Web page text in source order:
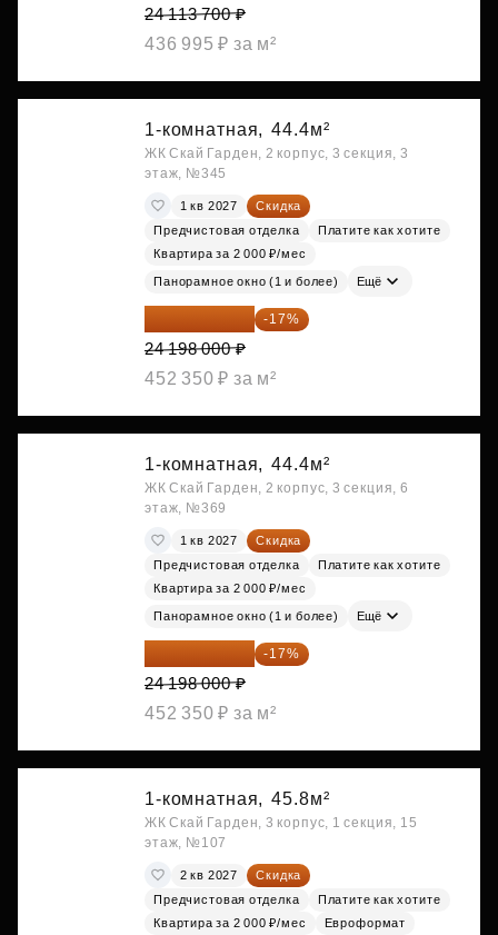
24 113 700 ₽
436 995 ₽ за м²
1-комнатная, 44.4м²
ЖК Скай Гарден, 2 корпус, 3 секция, 3
этаж, №345
1 кв 2027
Скидка
Предчистовая отделка
Платите как хотите
Квартира за 2 000 ₽/мес
Панорамное окно (1 и более) Ещё
20 084 340 ₽ -17%
24 198 000 ₽
452 350 ₽ за м²
1-комнатная, 44.4м²
ЖК Скай Гарден, 2 корпус, 3 секция, 6
этаж, №369
1 кв 2027
Скидка
Предчистовая отделка
Платите как хотите
Квартира за 2 000 ₽/мес
Панорамное окно (1 и более) Ещё
20 084 340 ₽ -17%
24 198 000 ₽
452 350 ₽ за м²
1-комнатная, 45.8м²
ЖК Скай Гарден, 3 корпус, 1 секция, 15
этаж, №107
2 кв 2027
Скидка
Предчистовая отделка
Платите как хотите
Квартира за 2 000 ₽/мес
Евроформат